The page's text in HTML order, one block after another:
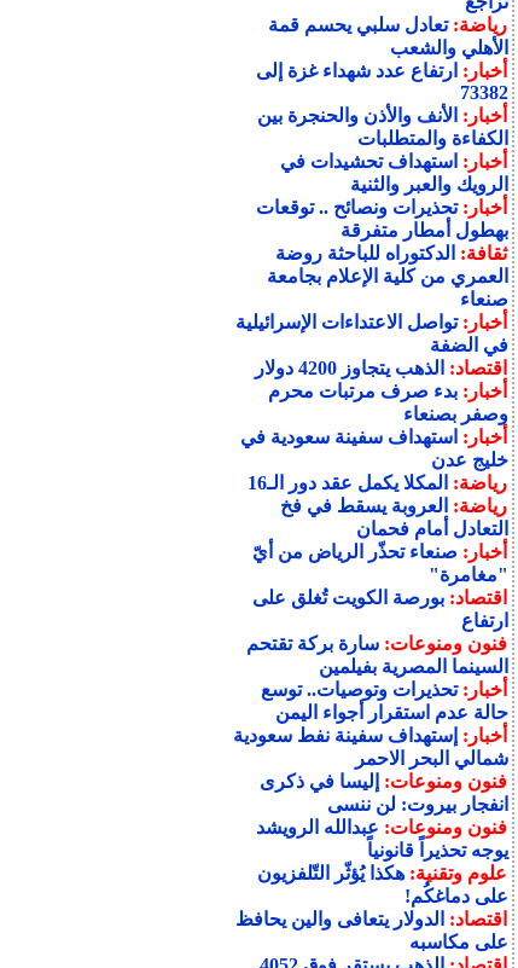
رياضة:تعادل سلبي يحسم قمة
الأهلي والشعب
أخبار: ارتفاع عدد شهداء غزة إلى
73382
أخبار: الأنف والأذن والحنجرة بين
الكفاءة والمتطلبات
أخبار: استهداف تحشيدات في
الرويك والعبر والثنية
أخبار:تحذيرات ونصائح .. توقعات
بهطول أمطار متفرقة
ثقافة: الدكتوراه للباحثة روضة
العمري من كلية الإعلام بجامعة
صنعاء
أخبار:تواصل الاعتداءات الإسرائيلية
في الضفة
اقتصاد: الذهب يتجاوز 4200 دولار
أخبار:بدء صرف مرتبات محرم
وصفر بصنعاء
أخبار: استهداف سفينة سعودية في
خليج عدن
رياضة: المكلا يكمل عقد دور الـ16
رياضة: العروبة يسقط في فخ
التعادل أمام فحمان
أخبار: صنعاء تحذّر الرياض من أيّ
"مغامرة"
اقتصاد:بورصة الكويت تُغلق على
ارتفاع
فنون ومنوعات:سارة بركة تقتحم
السينما المصرية بفيلمين
أخبار:تحذيرات وتوصيات.. توسع
حالة عدم استقرار أجواء اليمن
أخبار: إستهداف سفينة نفط سعودية
شمالي البحر الاحمر
فنون ومنوعات: إليسا في ذكرى
انفجار بيروت: لن ننسى
فنون ومنوعات: عبدالله الرويشد
يوجه تحذيراً قانونياً
علوم وتقنية:هكذا يُؤثّر التّلفزيون
على دماغكُم!
اقتصاد: الدولار يتعافى والين يحافظ
على مكاسبه